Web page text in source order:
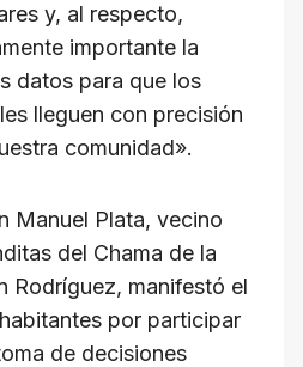
y, al respecto,
importante la
datos para que los
lleguen con precisión
comunidad».
Manuel Plata, vecino
del Chama de la
Rodríguez, manifestó el
por participar
de decisiones